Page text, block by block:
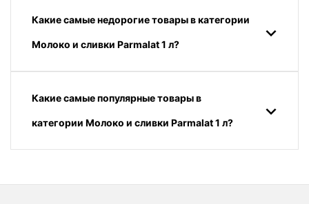
Какие самые недорогие товары в категории
Молоко и сливки Parmalat 1 л?
Какие самые популярные товары в
категории Молоко и сливки Parmalat 1 л?